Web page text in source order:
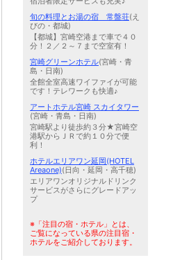
旬の料理とお湯の宿 常盤荘(え
びの・都城)
【都城】宮崎空港まで車で４０
分！２／２～７まで空室有！
宮崎グリーンホテル(宮崎・青
島・日南)
全館全室高速ワイファイが可能
です！テレワークも快適♪
アートホテル宮崎 スカイタワー
(宮崎・青島・日南)
宮崎駅より徒歩約３分★宮崎空
港駅からＪＲで約１０分で便
利！
ホテルエリアワン延岡(HOTEL
Areaone)(日向・延岡・高千穂)
エリアワンオリジナルドリンク
サービスがさらにグレードアッ
プ
※「注目の宿・ホテル」とは、
ご覧になっている県の注目宿・
ホテルをご紹介しております。